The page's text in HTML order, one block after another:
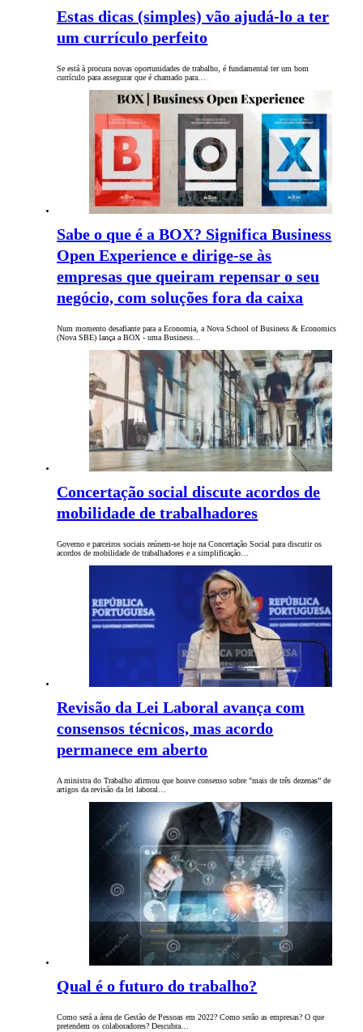
Estas dicas (simples) vão ajudá-lo a ter
um currículo perfeito
Se está à procura novas oportunidades de trabalho, é fundamental ter um bom
currículo para assegurar que é chamado para…
Sabe o que é a BOX? Significa Business
Open Experience e dirige-se às
empresas que queiram repensar o seu
negócio, com soluções fora da caixa
Num momento desafiante para a Economia, a Nova School of Business & Economics
(Nova SBE) lança a BOX - uma Business…
Concertação social discute acordos de
mobilidade de trabalhadores
Governo e parceiros sociais reúnem-se hoje na Concertação Social para discutir os
acordos de mobilidade de trabalhadores e a simplificação…
Revisão da Lei Laboral avança com
consensos técnicos, mas acordo
permanece em aberto
A ministra do Trabalho afirmou que houve consenso sobre "mais de três dezenas” de
artigos da revisão da lei laboral…
Qual é o futuro do trabalho?
Como será a área de Gestão de Pessoas em 2022? Como serão as empresas? O que
pretendem os colaboradores? Descubra…